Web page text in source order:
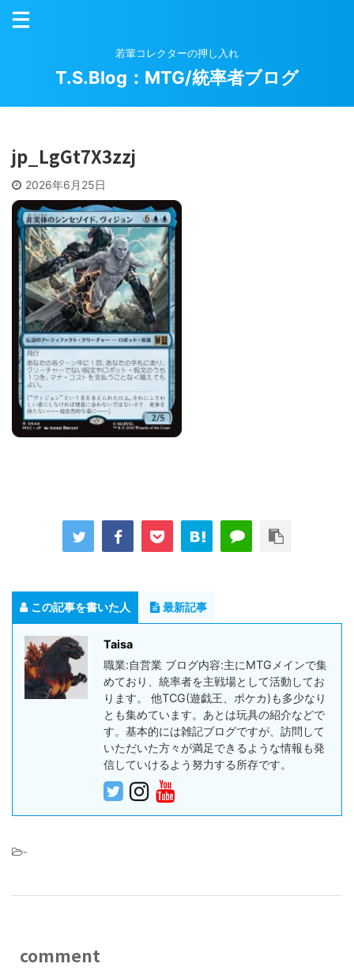
若輩コレクターの押し入れ
T.S.Blog：MTG/統率者ブログ
jp_LgGt7X3zzj
2026年6月25日
この記事を書いた人 最新記事
Taisa
職業:自営業 ブログ内容:主にMTGメインで集
めており、統率者を主戦場として活動してお
ります。 他TCG(遊戯王、ポケカ)も多少なり
とも集めています。あとは玩具の紹介などで
す。基本的には雑記ブログですが、訪問して
いただいた方々が満足できるような情報も発
信していけるよう努力する所存です。
-
comment